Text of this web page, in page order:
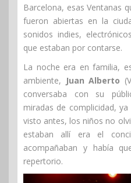
Barcelona, esas Ventanas
fueron abiertas en la
sonidos indies,
que estaban por contarse.
La noche era en familia,
ambiente, Juan Alberto
conversaba con su
miradas de complicidad,
visto antes, los niños no
estaban allí era el
acompañaban y había
repertorio.